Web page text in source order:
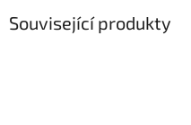
Související produkty